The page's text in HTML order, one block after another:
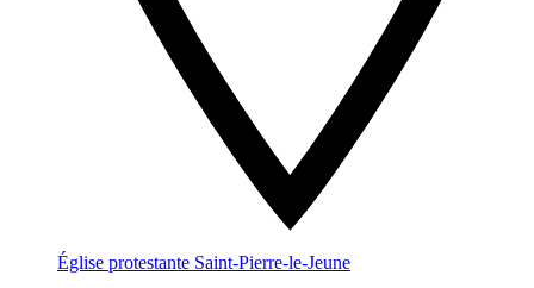
Église protestante Saint-Pierre-le-Jeune